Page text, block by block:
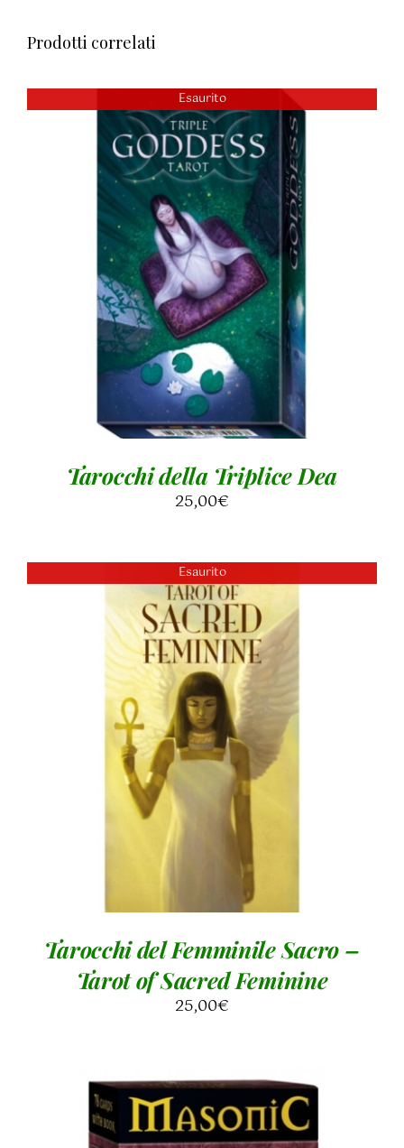
Prodotti correlati
Esaurito
DETTAGLI
Tarocchi della Triplice Dea
25,00€
Esaurito
DETTAGLI
Tarocchi del Femminile Sacro –
Tarot of Sacred Feminine
25,00€